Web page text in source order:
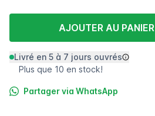
AJOUTER AU PANIER
Livré en 5 à 7 jours ouvrés
Plus que 10 en stock!
Partager via WhatsApp